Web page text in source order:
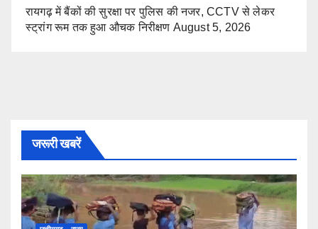
रायगढ़ में बैंकों की सुरक्षा पर पुलिस की नजर, CCTV से लेकर
स्ट्रांग रूम तक हुआ औचक निरीक्षण August 5, 2026
जरूरी खबरें